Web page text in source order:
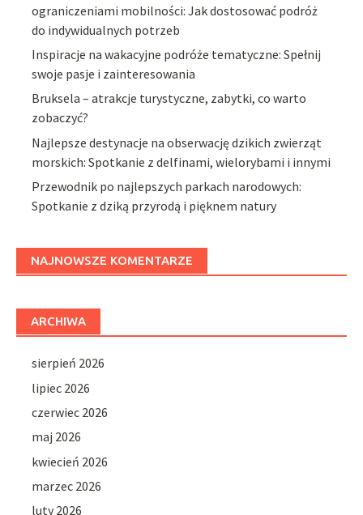
ograniczeniami mobilności: Jak dostosować podróż
do indywidualnych potrzeb
Inspiracje na wakacyjne podróże tematyczne: Spełnij
swoje pasje i zainteresowania
Bruksela – atrakcje turystyczne, zabytki, co warto
zobaczyć?
Najlepsze destynacje na obserwację dzikich zwierząt
morskich: Spotkanie z delfinami, wielorybami i innymi
Przewodnik po najlepszych parkach narodowych:
Spotkanie z dziką przyrodą i pięknem natury
NAJNOWSZE KOMENTARZE
ARCHIWA
sierpień 2026
lipiec 2026
czerwiec 2026
maj 2026
kwiecień 2026
marzec 2026
luty 2026